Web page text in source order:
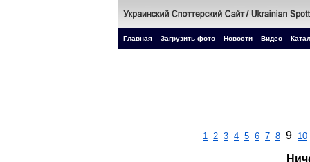
Главная Загрузить фото Новости Видео
1 2 3 4 5 6 7 8 9 10